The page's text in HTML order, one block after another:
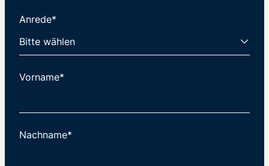
Anrede*
Vorname*
Nachname*